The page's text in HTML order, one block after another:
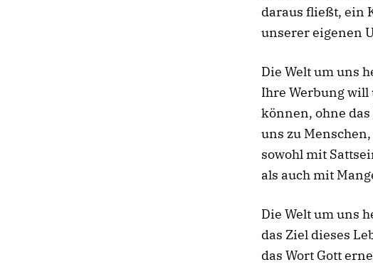
daraus fließt, ein
unserer eigenen
Die Welt um uns
Ihre Werbung
können, ohne
uns zu
sowohl mit
als auch mit
Die Welt um uns
das Ziel dieses
das Wort Gott